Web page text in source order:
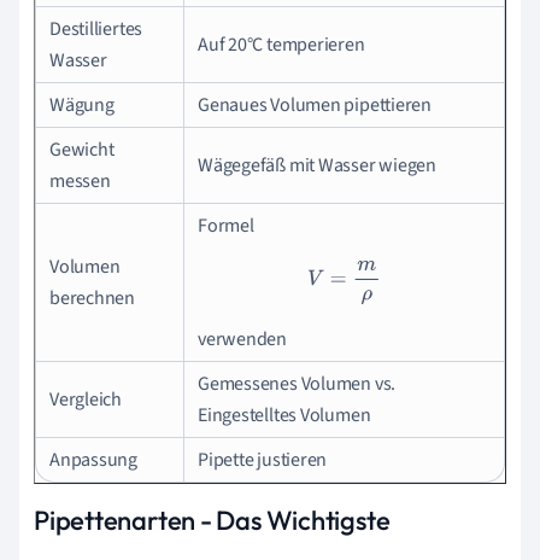
Destilliertes
Wasser
Auf 20°C temperieren
Wägung
Genaues Volumen pipettieren
Gewicht
messen
Wägegefäß mit Wasser wiegen
Volumen
berechnen
Formel
V=mρ
verwenden
Vergleich
Gemessenes Volumen vs.
Eingestelltes Volumen
Anpassung
Pipette justieren
Pipettenarten - Das Wichtigste